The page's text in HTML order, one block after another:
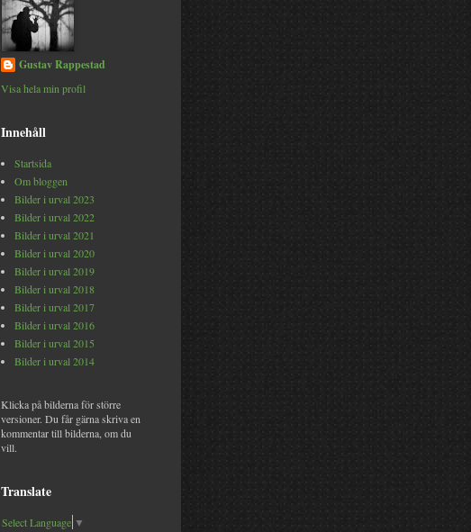
Gustav Rappestad
Visa hela min profil
Innehåll
Startsida
Om bloggen
Bilder i urval 2023
Bilder i urval 2022
Bilder i urval 2021
Bilder i urval 2020
Bilder i urval 2019
Bilder i urval 2018
Bilder i urval 2017
Bilder i urval 2016
Bilder i urval 2015
Bilder i urval 2014
Klicka på bilderna för större
versioner. Du får gärna skriva en
kommentar till bilderna, om du
vill.
Translate
Select Language ▼